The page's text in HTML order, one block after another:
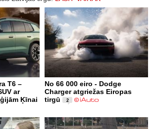
T6 –
ar
Ķīnai
No 66 000 eiro - Dodge
Charger atgriežas Eiropas
tirgū
2